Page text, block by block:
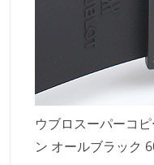
ウブロスーパーコ
ン オールブラック